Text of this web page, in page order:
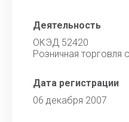
Деятельность
ОКЭД 52420
Розничная торговля
Дата регистрации
06 декабря 2007